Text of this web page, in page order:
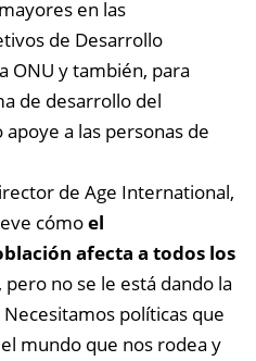
en las
de Desarrollo
ONU y también, para
de desarrollo del
a las personas de
de Age International,
cómoel
afecta a todos los
, pero no se le está dando la
políticas que
mundo que nos rodea y